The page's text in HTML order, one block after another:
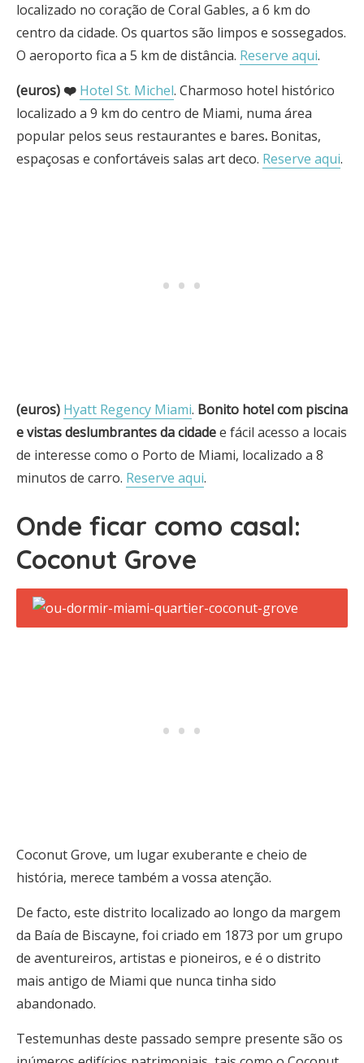
localizado no coração de Coral Gables, a 6 km do
centro da cidade. Os quartos são limpos e sossegados.
O aeroporto fica a 5 km de distância. Reserve aqui.
(euros) ❤️ Hotel St. Michel. Charmoso hotel histórico
localizado a 9 km do centro de Miami, numa área
popular pelos seus restaurantes e bares. Bonitas,
espaçosas e confortáveis salas art deco. Reserve aqui.
(euros) Hyatt Regency Miami. Bonito hotel com piscina
e vistas deslumbrantes da cidadee fácil acesso a locais
de interesse como o Porto de Miami, localizado a 8
minutos de carro. Reserve aqui.
Onde ficar como casal:
Coconut Grove
Coconut Grove, um lugar exuberante e cheio de
história, merece também a vossa atenção.
De facto, este distrito localizado ao longo da margem
da Baía de Biscayne, foi criado em 1873 por um grupo
de aventureiros, artistas e pioneiros, e é o distrito
mais antigo de Miami que nunca tinha sido
abandonado.
Testemunhas deste passado sempre presente são os